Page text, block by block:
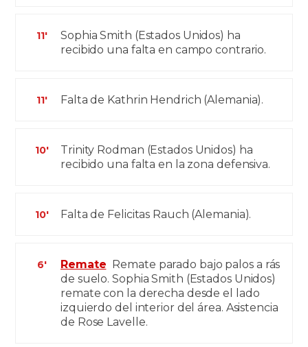
11'
Sophia Smith (Estados Unidos) ha
recibido una falta en campo contrario.
11' Falta de Kathrin Hendrich (Alemania).
10'
Trinity Rodman (Estados Unidos) ha
recibido una falta en la zona defensiva.
10' Falta de Felicitas Rauch (Alemania).
6' Remate Remate parado bajo palos a rás
de suelo. Sophia Smith (Estados Unidos)
remate con la derecha desde el lado
izquierdo del interior del área. Asistencia
de Rose Lavelle.